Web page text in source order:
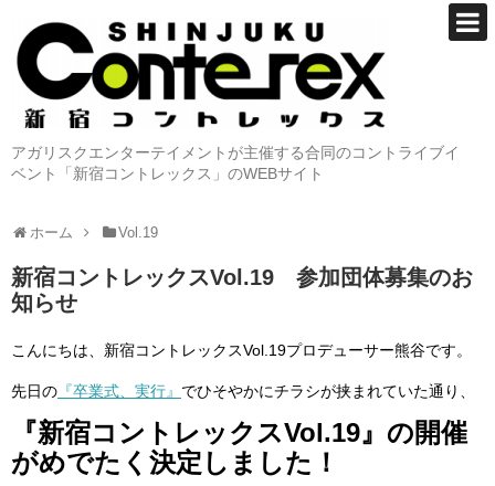
アガリスクエンターテイメントが主催する合同のコントライブイ
ベント「新宿コントレックス」のWEBサイト
ホーム Vol.19
新宿コントレックスVol.19 参加団体募集のお
知らせ
こんにちは、新宿コントレックスVol.19プロデューサー熊谷です。
先日の 『卒業式、実行』 でひそやかにチラシが挟まれていた通り、
『新宿コントレックスVol.19』の開催
がめでたく決定しました！